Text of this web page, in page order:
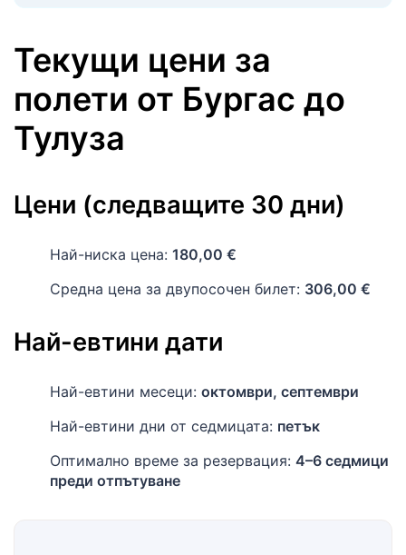
Текущи цени за
полети от Бургас до
Тулуза
Цени (следващите 30 дни)
Най-ниска цена: 180,00 €
Средна цена за двупосочен билет: 306,00 €
Най-евтини дати
Най-евтини месеци: октомври, септември
Най-евтини дни от седмицата: петък
Оптимално време за резервация: 4–6 седмици
преди отпътуване